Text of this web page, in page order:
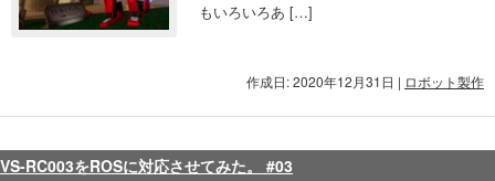
もいろいろあ […]
作成日: 2020年12月31日 | ロボット製作
VS-RC003をROSに対応させてみた。 #03